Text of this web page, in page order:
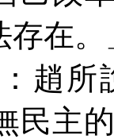
存在。
趙所
民主